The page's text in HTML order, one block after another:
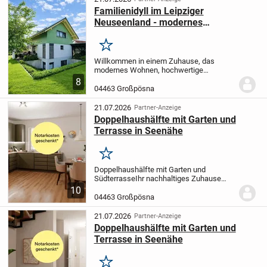
8
Familienidyll im Leipziger
Neuseenland - modernes
und Seeblick
Merken
Willkommen in einem Zuhause, das
modernes Wohnen, hochwertige
auf besondere Weise miteinander
verbindet. In einer der begehrtesten
Wohnlagen des Leipziger...
04463 Großpösna
10
21.07.2026 Partner-Anzeige
Doppelhaushälfte mit Garten und
Terrasse in Seenähe
Merken
Doppelhaushälfte mit Garten und
SüdterrasseIhr nachhaltiges Zuhause
StellplätzenIm Erdgeschoss dieses
attraktiven Doppelhauses erwartet Sie ein
sehr heller,...
04463 Großpösna
21.07.2026 Partner-Anzeige
Doppelhaushälfte mit Garten und
Terrasse in Seenähe